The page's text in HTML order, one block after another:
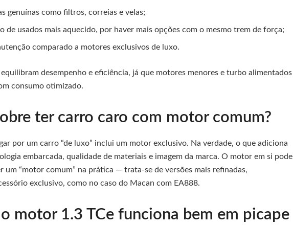
genuínas como filtros, correias e velas;
de usados mais aquecido, por haver mais opções com o mesmo trem de força;
comparado a motores exclusivos de luxo.
desempenho e eficiência, já que motores menores e turbo alimentados
consumo otimizado.
ter carro caro com motor comum?
por um carro “de luxo” inclui um motor exclusivo. Na verdade, o que adiciona
embarcada, qualidade de materiais e imagem da marca. O motor em si pode
um “motor comum” na prática — trata‑se de versões mais refinadas,
exclusivo, como no caso do Macan com EA888.
motor 1.3 TCe funciona bem em picape